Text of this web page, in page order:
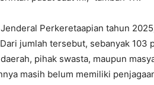
Perkeretaapian tahun
jumlah tersebut, sebanyak 103
pihak swasta, maupun
masih belum memiliki